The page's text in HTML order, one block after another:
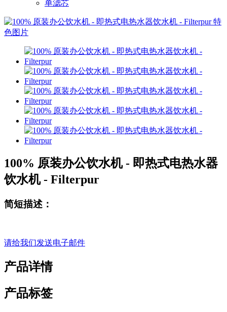
单滤芯
100% 原装办公饮水机 - 即热式电热水器
饮水机 - Filterpur
简短描述：
请给我们发送电子邮件
产品详情
产品标签